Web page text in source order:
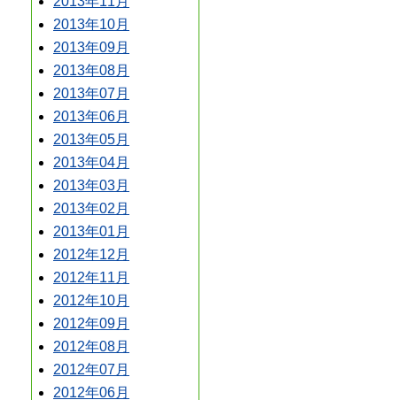
2013年10月
2013年09月
2013年08月
2013年07月
2013年06月
2013年05月
2013年04月
2013年03月
2013年02月
2013年01月
2012年12月
2012年11月
2012年10月
2012年09月
2012年08月
2012年07月
2012年06月